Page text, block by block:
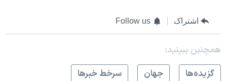
اشتراک Follow us
همچنبن ببینید:
گزيده‌ها
جهان
سرخط خبرها